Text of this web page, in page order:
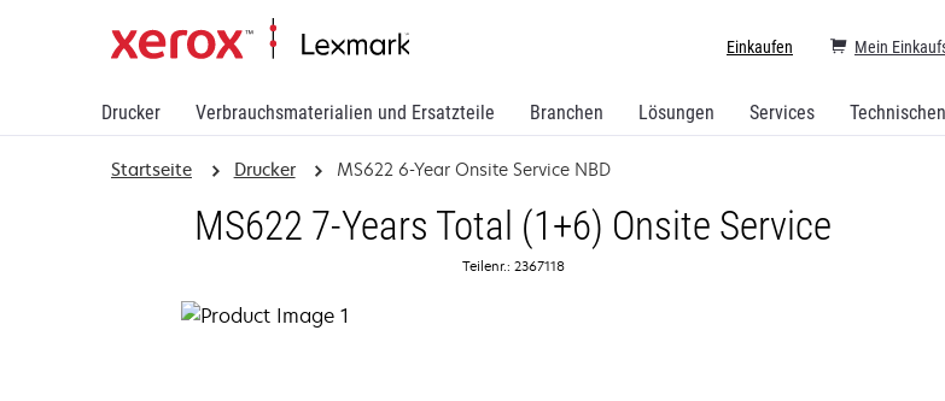
Drucker Verbrauchsmaterialien und Ersatzteile Branchen Lösungen Services
Einkaufen Mein
Startseite Drucker MS622 6-Year Onsite Service NBD
MS622 7-Years Total (1+6) Onsite Service
Teilenr.: 2367118